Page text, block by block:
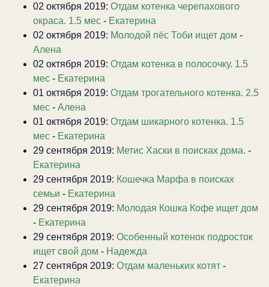
02 октября 2019: Отдам котенка черепахового
окраса. 1.5 мес - Екатерина
02 октября 2019: Молодой пёс Тоби ищет дом -
Алена
02 октября 2019: Отдам котенка в полосочку. 1.5
мес - Екатерина
01 октября 2019: Отдам трогательного котенка. 2.5
мес - Алена
01 октября 2019: Отдам шикарного котенка. 1.5
мес - Екатерина
29 сентября 2019: Метис Хаски в поисках дома. -
Екатерина
29 сентября 2019: Кошечка Марфа в поисках
семьи - Екатерина
29 сентября 2019: Молодая Кошка Кофе ищет дом
- Екатерина
29 сентября 2019: Особенный котенок подросток
ищет свой дом - Надежда
27 сентября 2019: Отдам маленьких котят -
Екатерина